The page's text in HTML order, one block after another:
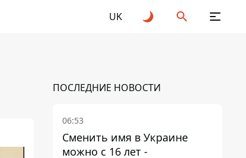
UK
ПОСЛЕДНИЕ НОВОСТИ
06:53
Сменить имя в Украине
можно с 16 лет -